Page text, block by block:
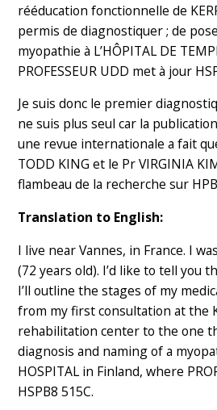
rééducation fonctionnelle de
permis de diagnostiquer ; de
myopathie à L’HÔPITAL DE
PROFESSEUR UDD met à jour
Je suis donc le premier
ne suis plus seul car la
une revue internationale a fait
TODD KING et le Pr VIRGINIA
flambeau de la recherche sur
Translation to English:
I live near Vannes, in France. I
(72 years old). I’d like to tell you
I’ll outline the stages of my
from my first consultation at the
rehabilitation center to the one
diagnosis and naming of a
HOSPITAL in Finland, where
HSPB8 515C.